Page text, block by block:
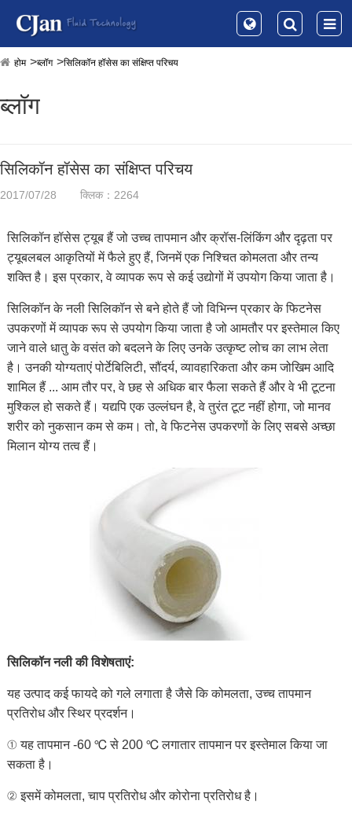
होम ब्लॉग सिलिकॉन हॉसेस का संक्षिप्त परिचय
ब्लॉग
सिलिकॉन हॉसेस का संक्षिप्त परिचय
2017/07/28 क्लिक：2264
सिलिकॉन हॉसेस ट्यूब हैं जो उच्च तापमान और क्रॉस-लिंकिंग और दृढ़ता पर
ट्यूबलबल आकृतियों में फैले हुए हैं, जिनमें एक निश्चित कोमलता और तन्य
शक्ति है। इस प्रकार, वे व्यापक रूप से कई उद्योगों में उपयोग किया जाता है।
सिलिकॉन के नली सिलिकॉन से बने होते हैं जो विभिन्न प्रकार के फिटनेस
उपकरणों में व्यापक रूप से उपयोग किया जाता है जो आमतौर पर इस्तेमाल किए
जाने वाले धातु के वसंत को बदलने के लिए उनके उत्कृष्ट लोच का लाभ लेता
है। उनकी योग्यताएं पोर्टेबिलिटी, सौंदर्य, व्यावहारिकता और कम जोखिम आदि
शामिल हैं ... आम तौर पर, वे छह से अधिक बार फैला सकते हैं और वे भी टूटना
मुश्किल हो सकते हैं। यद्यपि एक उल्लंघन है, वे तुरंत टूट नहीं होगा, जो मानव
शरीर को नुकसान कम से कम। तो, वे फिटनेस उपकरणों के लिए सबसे अच्छा
मिलान योग्य तत्व हैं।
सिलिकॉन नली की विशेषताएं:
यह उत्पाद कई फायदे को गले लगाता है जैसे कि कोमलता, उच्च तापमान
प्रतिरोध और स्थिर प्रदर्शन।
① यह तापमान -60 ℃ से 200 ℃ लगातार तापमान पर इस्तेमाल किया जा
सकता है।
② इसमें कोमलता, चाप प्रतिरोध और कोरोना प्रतिरोध है।